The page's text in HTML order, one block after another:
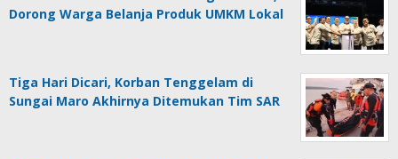
Dorong Warga Belanja Produk UMKM Lokal
Tiga Hari Dicari, Korban Tenggelam di
Sungai Maro Akhirnya Ditemukan Tim SAR